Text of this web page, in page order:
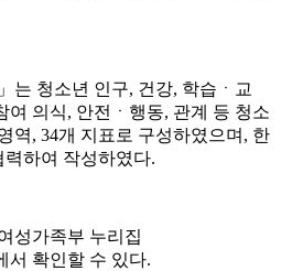
는 청소년 인구, 건강, 학습ㆍ교
여 의식, 안전ㆍ행동, 관계 등 청소
역, 34개 지표로 구성하였으며, 한
하여 작성하였다.
성가족부 누리집
서 확인할 수 있다.